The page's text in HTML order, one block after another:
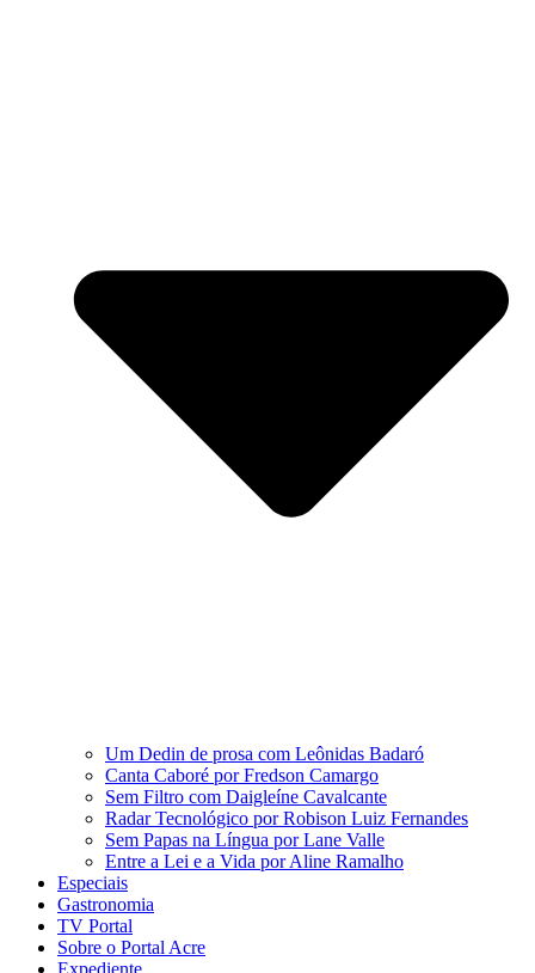
Um Dedin de prosa com Leônidas Badaró
Canta Caboré por Fredson Camargo
Sem Filtro com Daigleíne Cavalcante
Radar Tecnológico por Robison Luiz Fernandes
Sem Papas na Língua por Lane Valle
Entre a Lei e a Vida por Aline Ramalho
Especiais
Gastronomia
TV Portal
Sobre o Portal Acre
Expediente